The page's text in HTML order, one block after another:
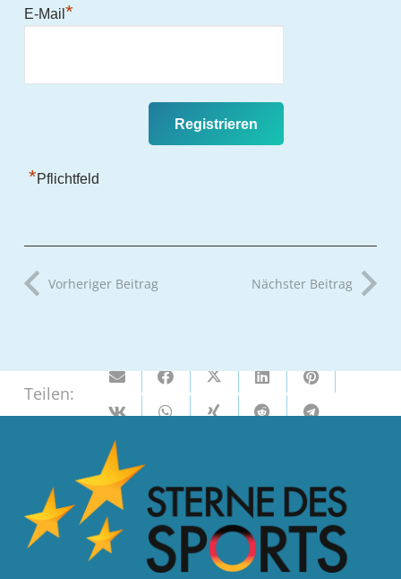
E-Mail *
*Pflichtfeld
Vorheriger Beitrag Nächster Beitrag
Teilen: